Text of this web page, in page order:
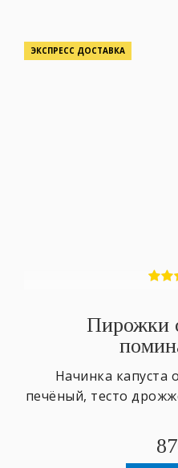
ЭКСПРЕСС ДОСТАВКА
Пирожки
Начинка капуста
печёный, тесто